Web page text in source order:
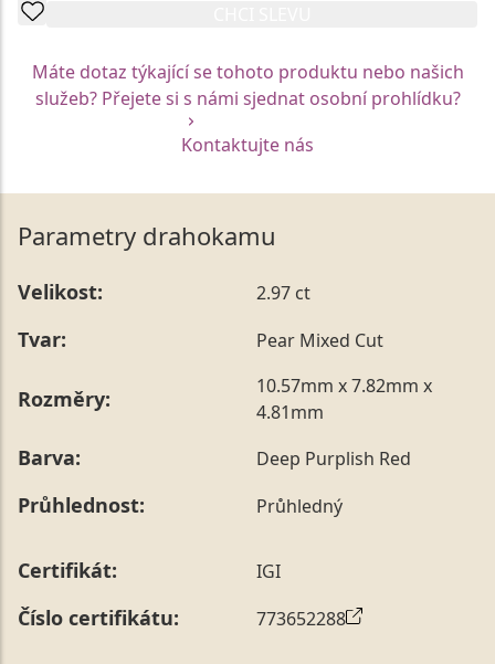
Máte dotaz týkající se tohoto produktu nebo našich
služeb? Přejete si s námi sjednat osobní prohlídku?
Kontaktujte nás
Parametry drahokamu
Velikost: 2.97 ct
Tvar: Pear Mixed Cut
Rozměry:
10.57mm x 7.82mm x
4.81mm
Barva: Deep Purplish Red
Průhlednost: Průhledný
Certifikát: IGI
Číslo certifikátu: 773652288